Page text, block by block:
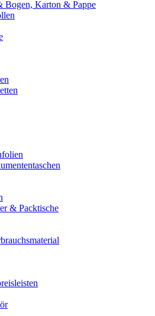
Bogen, Karton & Pappe
& Packtische